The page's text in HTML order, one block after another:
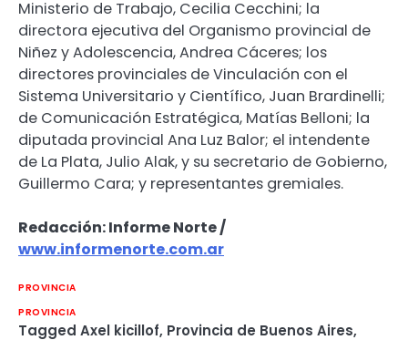
Ministerio de Trabajo, Cecilia Cecchini; la
directora ejecutiva del Organismo provincial de
Niñez y Adolescencia, Andrea Cáceres; los
directores provinciales de Vinculación con el
Sistema Universitario y Científico, Juan Brardinelli;
de Comunicación Estratégica, Matías Belloni; la
diputada provincial Ana Luz Balor; el intendente
de La Plata, Julio Alak, y su secretario de Gobierno,
Guillermo Cara; y representantes gremiales.
Redacción: Informe Norte /
www.informenorte.com.ar
PROVINCIA
PROVINCIA
Tagged Axel kicillof, Provincia de Buenos Aires,